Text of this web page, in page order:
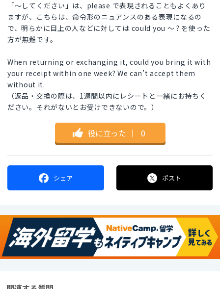
「〜してください」は、please で表現されることもよくあり
ますが、こちらは、命令形のニュアンスのある表現になるの
で、明らかに目上の人などに対しては could you 〜 ? を使った
方が無難です。
When returning or exchanging it, could you bring it with
your receipt within one week? We can’t accept them
without it.
（返品・交換の際は、1週間以内にレシートと一緒にお持ちく
ださい。それがないとお受けできないので。）
役に立った ｜ 0
シェア ポスト